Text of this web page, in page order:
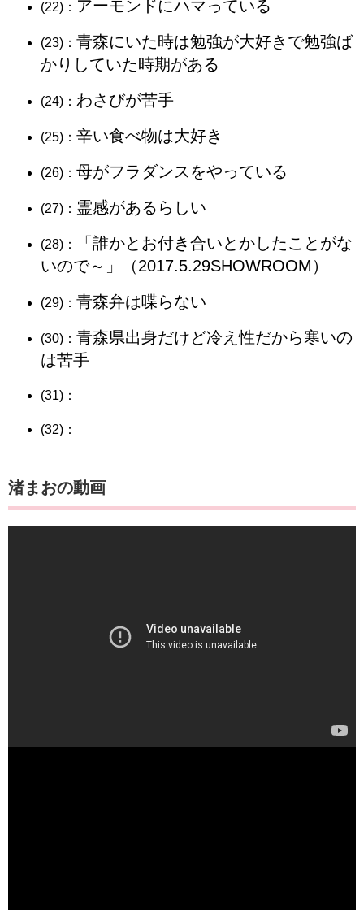
(22)： アーモンドにハマっている
(23)： 青森にいた時は勉強が大好きで勉強ば
かりしていた時期がある
(24)： わさびが苦手
(25)： 辛い食べ物は大好き
(26)： 母がフラダンスをやっている
(27)： 霊感があるらしい
(28)：
「誰かとお付き合いとかしたことがな
いので～」（2017.5.29SHOWROOM）
(29)： 青森弁は喋らない
(30)： 青森県出身だけど冷え性だから寒いの
は苦手
(31)：
(32)：
渚まおの動画